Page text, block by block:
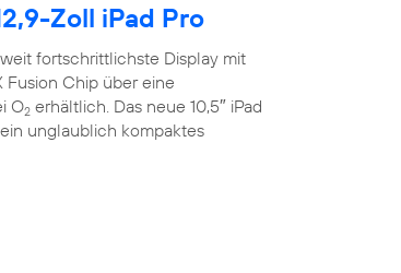
Zoll iPad Pro
fortschrittlichste Display mit
Chip über eine
O2 erhältlich. Das neue 10,5″ iPad
unglaublich kompaktes